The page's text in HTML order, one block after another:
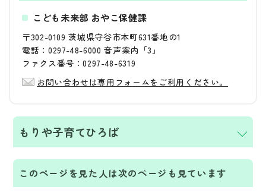
こども未来部 おやこ保健課
〒302-0109 茨城県守谷市本町631番地の1
電話：0297-48-6000 音声案内「3」
ファクス番号：0297-48-6319
お問い合わせは専用フォームをご利用ください。
もりや子育てひろば
このページを見た人は次のページも見ています